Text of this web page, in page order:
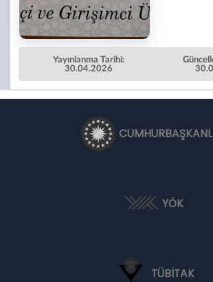
Yayınlanma Tarihi:
30.04.2026
YÖK
TÜBİTAK